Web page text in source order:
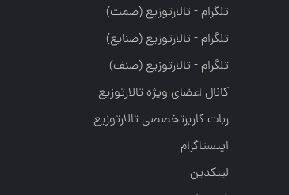
تلگرام - تالارتوزيع (صمت)
تلگرام - تالارتوزيع (صنايع)
تلگرام - تالارتوزیع (صنف)
کانال اعضای ویژه تالارتوزیع
ربات کاربرتخصصی تالارتوزیع
اینستاگرام
لینکدین